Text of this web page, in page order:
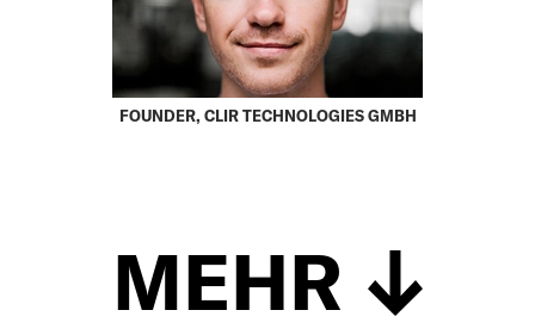
FOUNDER, CLIR TECHNOLOGIES GMBH
MEHR